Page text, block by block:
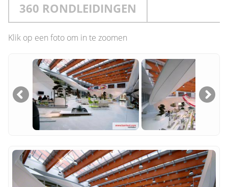
360 RONDLEIDINGEN
Klik op een foto om in te zoomen